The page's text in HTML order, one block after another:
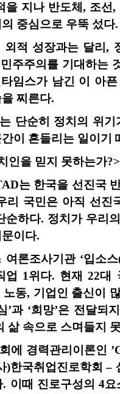
을 지나 반도체 , 조선,
중심으로 우뚝 섰다
외적 성장과는 달리,
주주의를 기대하는
임스가 남긴 이 아
찌른다.
단순히 정치의 위기
이 흔들리는 일이기
인을 믿지 못하는가?>
는 한국을 선진국
리 국민은 아직 선진
순하다. 정치가 우리
이다.
여론조사기관 ‘입소스
업
1위다. 현재 22대
노동, 기업인 출신이
’과 ‘희망’은 전달되
삶 속으로 스며들지
에 경력관리이론인 ’
)한국취업진로학회 –
. 이때 진로구성의 4요